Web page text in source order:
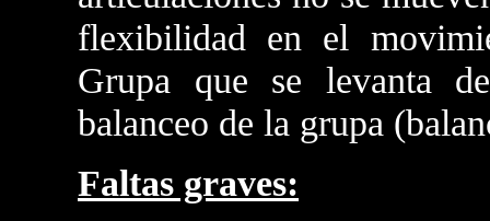
flexibilidad en el
Grupa que se levanta
balanceo de la grupa
Faltas graves: